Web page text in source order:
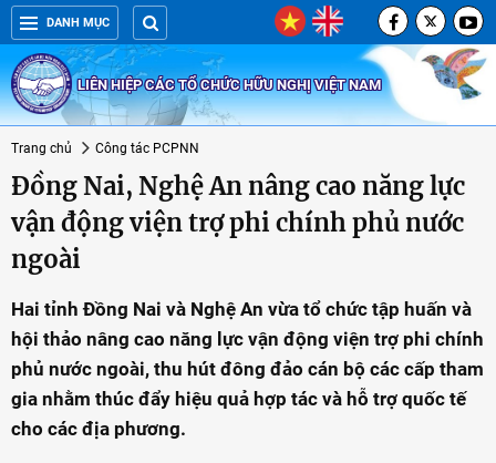
DANH MỤC
LIÊN HIỆP CÁC TỔ CHỨC HỮU NGHỊ VIỆT NAM
Trang chủ Công tác PCPNN
Đồng Nai, Nghệ An nâng cao năng lực
vận động viện trợ phi chính phủ nước
ngoài
Hai tỉnh Đồng Nai và Nghệ An vừa tổ chức tập huấn và
hội thảo nâng cao năng lực vận động viện trợ phi chính
phủ nước ngoài, thu hút đông đảo cán bộ các cấp tham
gia nhằm thúc đẩy hiệu quả hợp tác và hỗ trợ quốc tế
cho các địa phương.